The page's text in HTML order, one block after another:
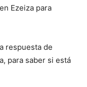
Ezeiza para
respuesta de
para saber si está